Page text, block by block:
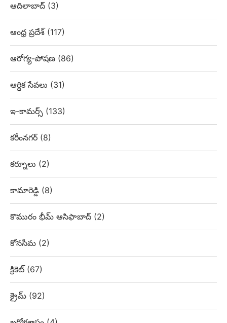
ఆదిలాబాద్ (3)
ఆంధ్ర ప్రదేశ్ (117)
ఆరోగ్య-పోషణ (86)
ఆర్థిక సేవలు (31)
ఇ-కామర్స్ (133)
కరీంనగర్ (8)
కర్నూలు (2)
కామారెడ్డి (8)
కొమురం భీమ్ ఆసిఫాబాద్ (2)
కోనసీమ (2)
క్రికెట్ (67)
క్రైమ్ (92)